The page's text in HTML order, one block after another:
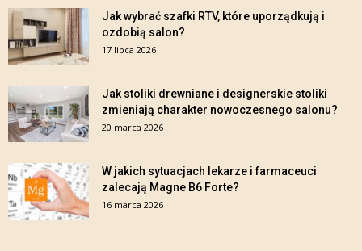
Jak wybrać szafki RTV, które uporządkują i
ozdobią salon?
17 lipca 2026
Jak stoliki drewniane i designerskie stoliki
zmieniają charakter nowoczesnego salonu?
20 marca 2026
W jakich sytuacjach lekarze i farmaceuci
zalecają Magne B6 Forte?
16 marca 2026